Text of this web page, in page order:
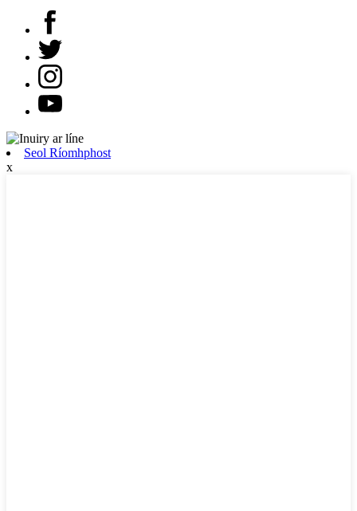
Seol Ríomhphost
x